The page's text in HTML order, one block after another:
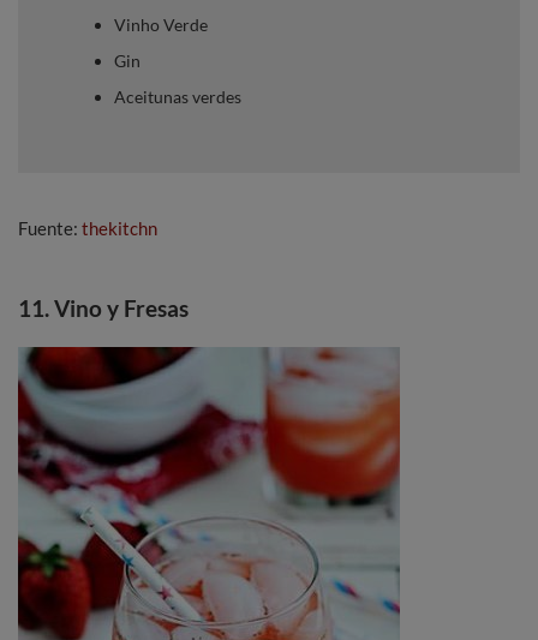
Vinho Verde
Gin
Aceitunas verdes
Fuente: thekitchn
11. Vino y Fresas